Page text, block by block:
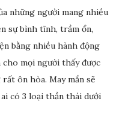
những người mang nhiều
sự bình tĩnh, trầm ổn,
bằng nhiều hành động
mọi người thấy được
ôn hòa. May mắn sẽ
có 3 loại thần thái dưới